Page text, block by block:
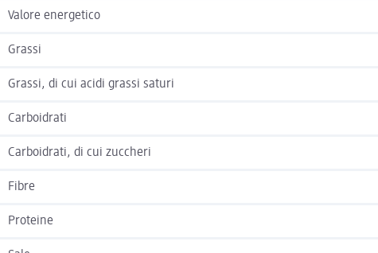
Valore energetico
Grassi
Grassi, di cui acidi grassi saturi
Carboidrati
Carboidrati, di cui zuccheri
Fibre
Proteine